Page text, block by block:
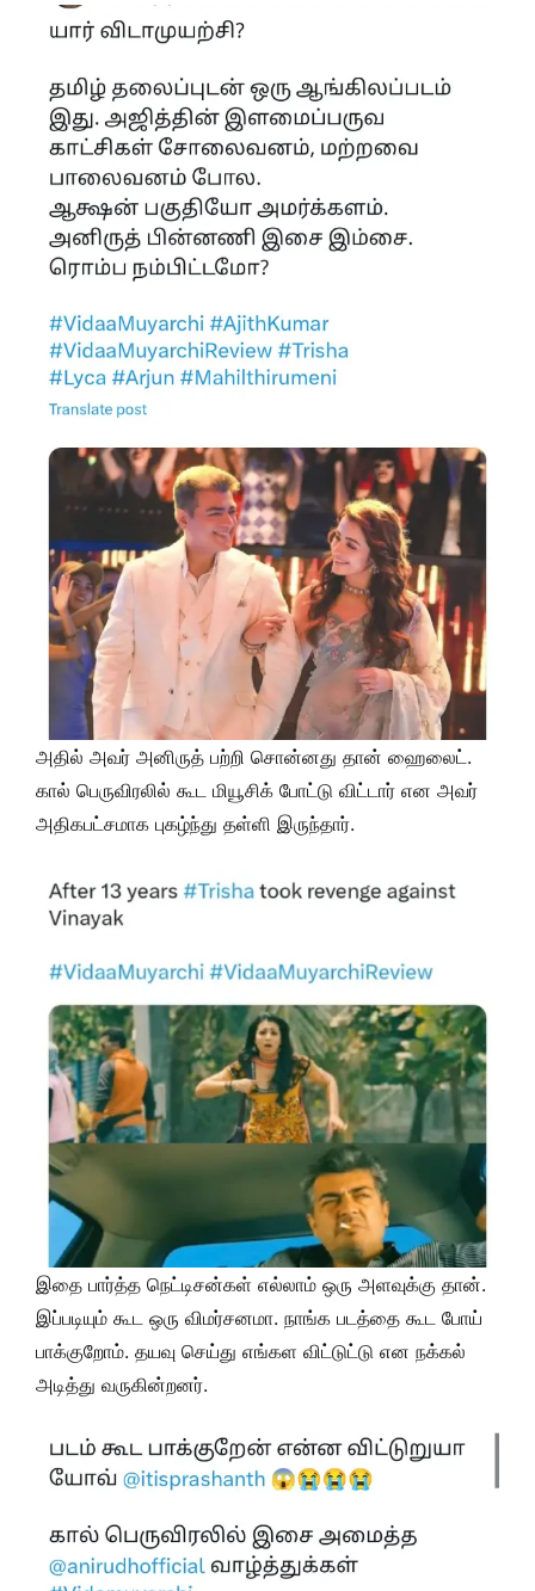
அதில் அவர் அனிருத் பற்றி சொன்னது தான் ஹைலைட்.
கால் பெருவிரலில் கூட மியூசிக் போட்டு விட்டார் என அவர்
அதிகபட்சமாக புகழ்ந்து தள்ளி இருந்தார்.
இதை பார்த்த நெட்டிசன்கள் எல்லாம் ஒரு அளவுக்கு தான்.
இப்படியும் கூட ஒரு விமர்சனமா. நாங்க படத்தை கூட போய்
பாக்குறோம். தயவு செய்து எங்கள விட்டுட்டு என நக்கல்
அடித்து வருகின்றனர்.